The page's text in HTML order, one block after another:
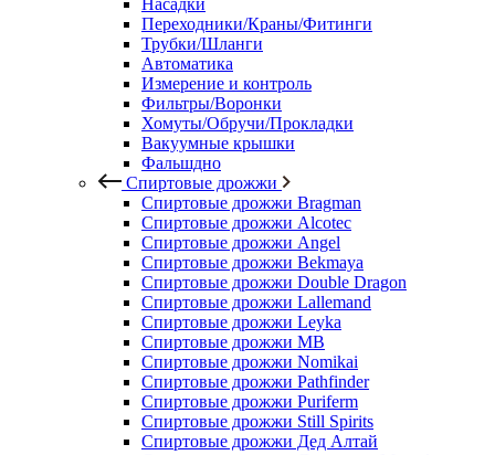
Насадки
Переходники/Краны/Фитинги
Трубки/Шланги
Автоматика
Измерение и контроль
Фильтры/Воронки
Хомуты/Обручи/Прокладки
Вакуумные крышки
Фальшдно
Спиртовые дрожжи
Спиртовые дрожжи Bragman
Спиртовые дрожжи Alcotec
Спиртовые дрожжи Angel
Спиртовые дрожжи Bekmaya
Спиртовые дрожжи Double Dragon
Спиртовые дрожжи Lallemand
Спиртовые дрожжи Leyka
Спиртовые дрожжи MB
Спиртовые дрожжи Nomikai
Спиртовые дрожжи Pathfinder
Спиртовые дрожжи Puriferm
Спиртовые дрожжи Still Spirits
Спиртовые дрожжи Дед Алтай